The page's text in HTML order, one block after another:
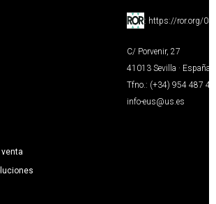
: https://ror.org/
C/ Porvenir, 27
41013 Sevilla · España
Tfno.: (+34) 954 487
info-eus@us.es